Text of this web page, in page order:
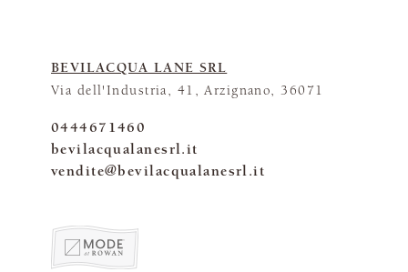
BEVILACQUA LANE SRL
Via dell'Industria, 41, Arzignano, 36071
0444671460
bevilacqualanesrl.it
vendite@bevilacqualanesrl.it